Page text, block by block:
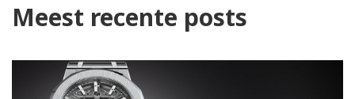
Meest recente posts